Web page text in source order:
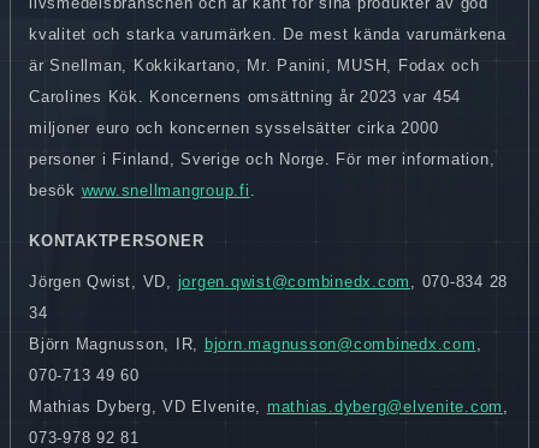
kvalitet och starka varumärken. De mest kända varumärkena
är Snellman, Kokkikartano, Mr. Panini, MUSH, Fodax och
Carolines Kök. Koncernens omsättning år 2023 var 454
miljoner euro och koncernen sysselsätter cirka 2000
personer i Finland, Sverige och Norge. För mer information,
besök www.snellmangroup.fi
KONTAKTPERSONER
Jörgen Qwist, VD, jorgen.qwist@combinedx.com
, 070-834 28
34
Björn Magnusson, IR, bjorn.magnusson@combinedx.com
070-713 49 60
Mathias Dyberg, VD Elvenite, mathias.dyberg@elvenite.com
073-978 92 81